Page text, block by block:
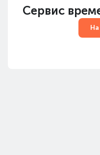
Сервис